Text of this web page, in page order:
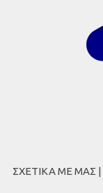
ΣΧΕΤΙΚΑ ΜΕ ΜΑΣ |